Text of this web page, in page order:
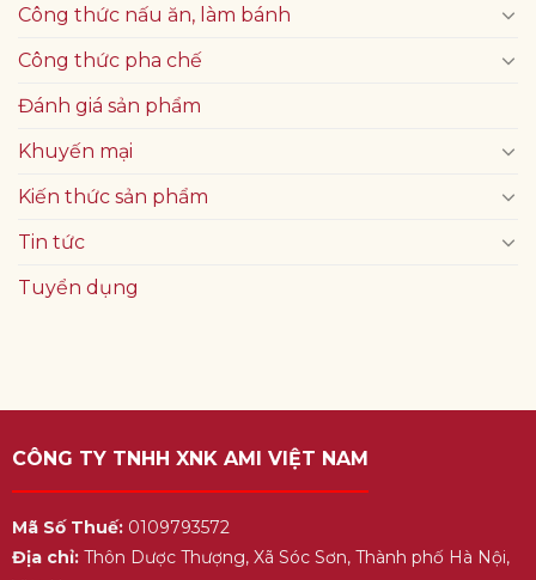
Công thức nấu ăn, làm bánh
Công thức pha chế
Đánh giá sản phẩm
Khuyến mại
Kiến thức sản phẩm
Tin tức
Tuyển dụng
CÔNG TY TNHH XNK AMI VIỆT NAM
Mã Số Thuế:0109793572
Địa chỉ:Thôn Dược Thượng, Xã Sóc Sơn, Thành phố Hà Nội,